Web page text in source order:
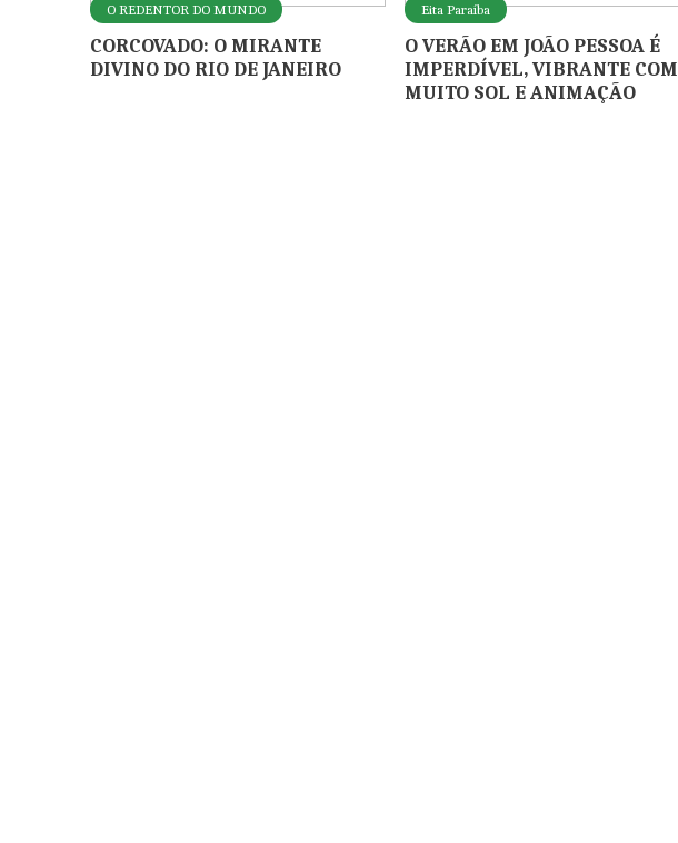
O REDENTOR DO MUNDO
CORCOVADO: O MIRANTE
DIVINO DO RIO DE JANEIRO
Eita Paraíba
O VERÃO EM JOÃO PESSOA É
IMPERDÍVEL, VIBRANTE COM
MUITO SOL E ANIMAÇÃO